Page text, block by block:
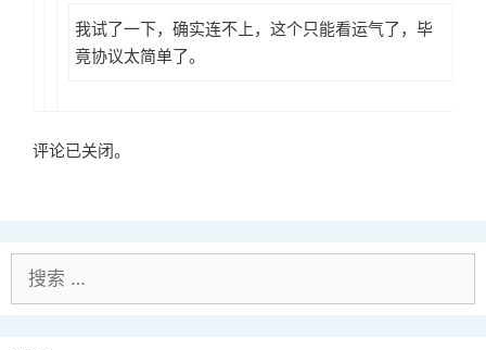
我试了一下，确实连不上，这个只能看运气了，毕
竟协议太简单了。
评论已关闭。
索：